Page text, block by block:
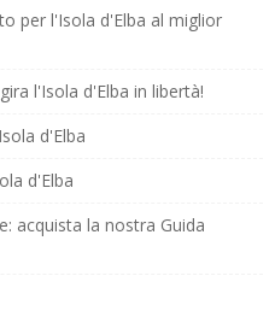
per l'Isola d'Elba al miglior
l'Isola d'Elba in libertà!
d'Elba
d'Elba
acquista la nostra Guida